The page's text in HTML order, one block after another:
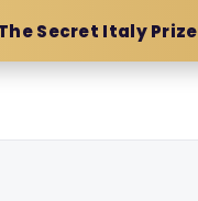
Secret Italy Prize